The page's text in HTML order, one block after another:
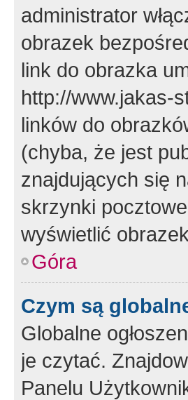
administrator
obrazek
link do obrazka
http://www.jakas-
linków do
(chyba, że jest
znajdujących się
skrzynki
wyświetlić
Góra
Czym są
Globalne
je czytać.
Panelu